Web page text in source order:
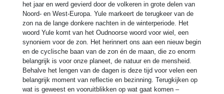
het jaar en werd gevierd door de volkeren in grote delen van
Noord- en West-Europa. Yule markeert de terugkeer van de
zon na de lange donkere nachten in de winterperiode. Het
woord Yule komt van het Oudnoorse woord voor wiel, een
synoniem voor de zon. Het herinnert ons aan een nieuw begin
en de cyclische baan van de zon én de maan, die zo enorm
belangrijk is voor onze planeet, de natuur en de mensheid.
Behalve het lengen van de dagen is deze tijd voor velen een
belangrijk moment van reflectie en bezinning. Terugkijken op
wat is geweest en vooruitblikken op wat gaat komen –